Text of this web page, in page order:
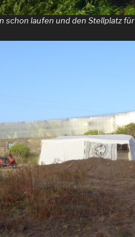
schon laufen und den Stellplatz